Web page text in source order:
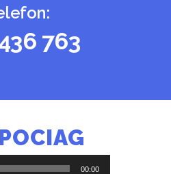
763
00:00